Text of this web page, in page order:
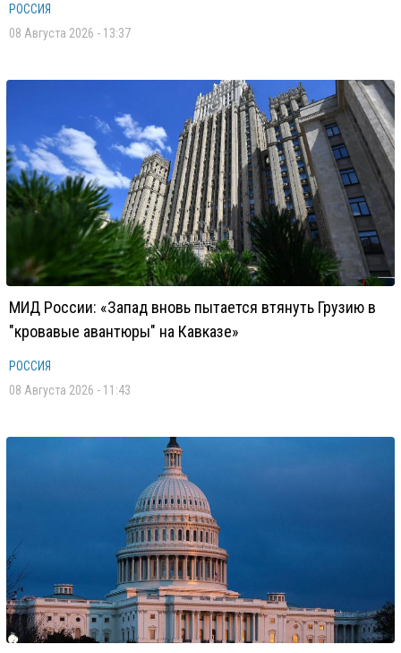
РОССИЯ
08 Августа 2026 - 13:37
МИД России: «Запад вновь пытается втянуть Грузию в
"кровавые авантюры" на Кавказе»
РОССИЯ
08 Августа 2026 - 11:43